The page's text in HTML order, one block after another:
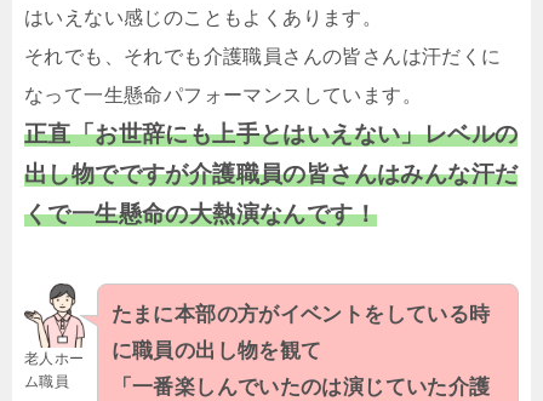
はいえない感じのこともよくあります。
それでも、それでも介護職員さんの皆さんは汗だくに
なって一生懸命パフォーマンスしています。
正直「お世辞にも上手とはいえない」レベルの
出し物でですが介護職員の皆さんはみんな汗だ
くで一生懸命の大熱演なんです！
老人ホー
ム職員
たまに本部の方がイベントをしている時
に職員の出し物を観て
「一番楽しんでいたのは演じていた介護